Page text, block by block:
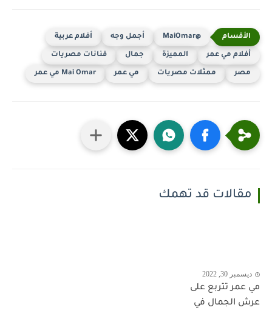
@MaiOmar أجمل وجه أفلام عربية
أفلام مي عمر المميزة جمال فنانات مصريات
مصر ممثلات مصريات مي عمر Mai Omar مي عمر
مقالات قد تهمك
ديسمبر 30, 2022
مي عمر تتربع على
عرش الجمال في